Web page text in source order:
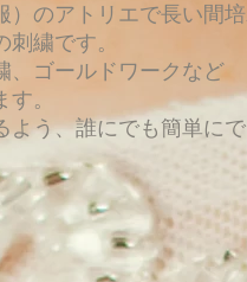
のアトリエで長い間培
繍です。
、ゴールドワークなど
。
う、誰にでも簡単に